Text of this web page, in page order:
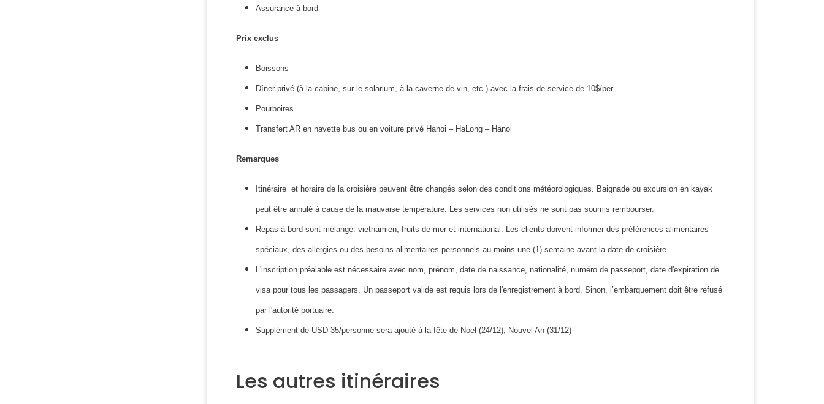
Assurance à bord
Prix exclus
Boissons
Dîner privé (à la cabine, sur le solarium, à la caverne de vin, etc.) avec la frais de service de 10$/per
Pourboires
Transfert AR en navette bus ou en voiture privé Hanoi – HaLong – Hanoi
Remarques
Itinéraire et horaire de la croisière peuvent être changés selon des conditions météorologiques. Baignade ou excursion en kayak
peut être annulé à cause de la mauvaise température. Les services non utilisés ne sont pas soumis rembourser.
Repas à bord sont mélangé: vietnamien, fruits de mer et international. Les clients doivent informer des préférences alimentaires
spéciaux, des allergies ou des besoins alimentaires personnels au moins une (1) semaine avant la date de croisière
L'inscription préalable est nécessaire avec nom, prénom, date de naissance, nationalité, numéro de passeport, date d'expiration de
visa pour tous les passagers. Un passeport valide est requis lors de l'enregistrement à bord. Sinon, l’embarquement doit être refusé
par l'autorité portuaire.
Supplément de USD 35/personne sera ajouté à la fête de Noel (24/12), Nouvel An (31/12)
Les autres itinéraires